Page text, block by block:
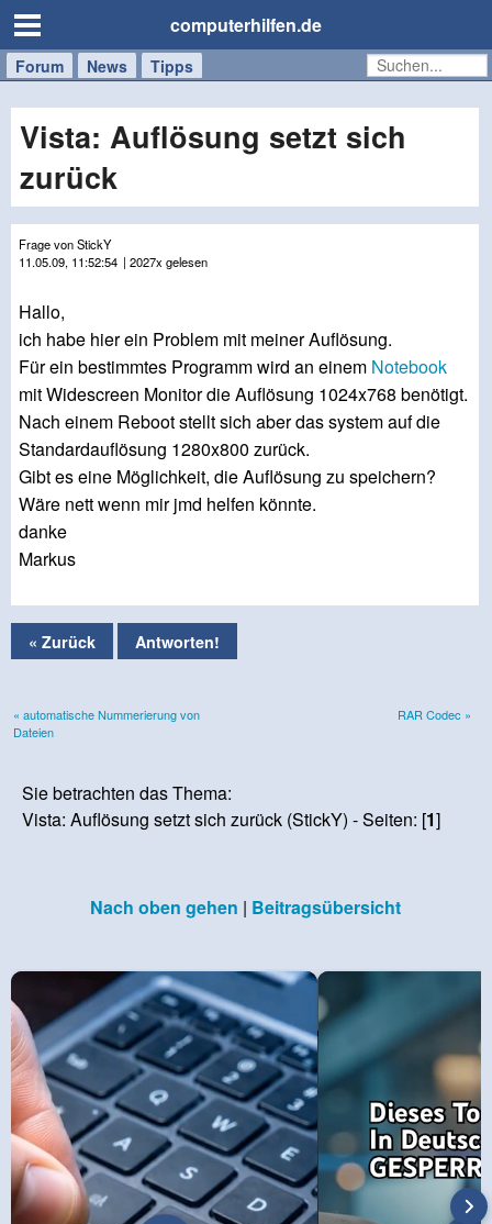
computerhilfen.de
Forum News Tipps
Handy
Tablet
Windows
Mac
Vista: Auflösung setzt sich
zurück
Frage von StickY
11.05.09, 11:52:54 | 2027x gelesen
Hallo,
ich habe hier ein Problem mit meiner Auflösung.
Für ein bestimmtes Programm wird an einem Notebook
mit Widescreen Monitor die Auflösung 1024x768 benötigt.
Nach einem Reboot stellt sich aber das system auf die
Standardauflösung 1280x800 zurück.
Gibt es eine Möglichkeit, die Auflösung zu speichern?
Wäre nett wenn mir jmd helfen könnte.
danke
Markus
« Zurück Antworten!
« automatische Nummerierung von
Dateien
RAR Codec »
Sie betrachten das Thema:
Vista: Auflösung setzt sich zurück (StickY) - Seiten: [1]
Nach oben gehen | Beitragsübersicht